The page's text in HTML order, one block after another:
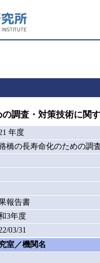
調査・対策技術に関
年度
橋の長寿命化のための調
報告書
3年度
03/31
室／機関名